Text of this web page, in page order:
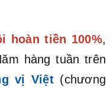
hoàn tiền 100%,
hàng tuần trên
vị Việt(chương